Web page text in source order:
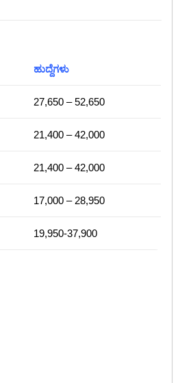
ಹುದ್ದೆಗಳು
27,650 – 52,650
21,400 – 42,000
21,400 – 42,000
17,000 – 28,950
19,950-37,900